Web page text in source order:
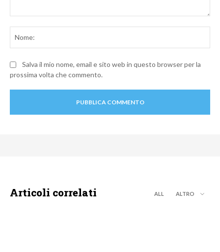
Salva il mio nome, email e sito web in questo browser per la
prossima volta che commento.
Articoli correlati ALL ALTRO